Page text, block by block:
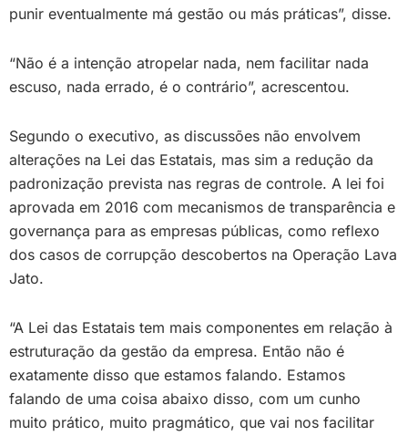
punir eventualmente má gestão ou más práticas”, disse.
“Não é a intenção atropelar nada, nem facilitar nada
escuso, nada errado, é o contrário”, acrescentou.
Segundo o executivo, as discussões não envolvem
alterações na Lei das Estatais, mas sim a redução da
padronização prevista nas regras de controle. A lei foi
aprovada em 2016 com mecanismos de transparência e
governança para as empresas públicas, como reflexo
dos casos de corrupção descobertos na Operação Lava
Jato.
“A Lei das Estatais tem mais componentes em relação à
estruturação da gestão da empresa. Então não é
exatamente disso que estamos falando. Estamos
falando de uma coisa abaixo disso, com um cunho
muito prático, muito pragmático, que vai nos facilitar